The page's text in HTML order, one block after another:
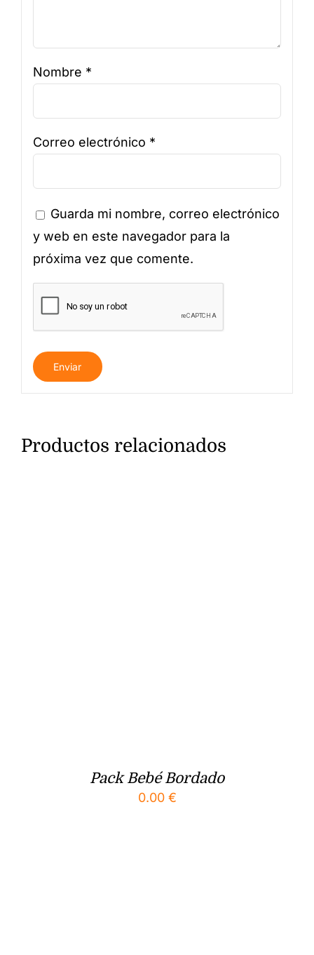
Nombre *
Correo electrónico *
Guarda mi nombre, correo electrónico
y web en este navegador para la
próxima vez que comente.
Productos relacionados
Pack Bebé Bordado
0.00 €